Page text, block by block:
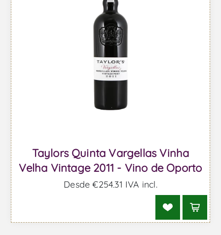
Taylors Quinta Vargellas Vinha
Velha Vintage 2011 - Vino de Oporto
Desde €254,31 IVA incl.